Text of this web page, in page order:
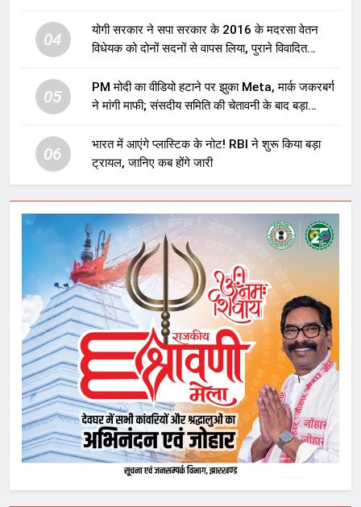
04
योगी सरकार ने सपा सरकार के 2016 के मदरसा वेतन
विधेयक को दोनों सदनों से वापस लिया, पुराने विवादित
05
PM मोदी का वीडियो हटाने पर झुका Meta, मार्क जकरबर्ग
ने मांगी माफी; संसदीय समिति की चेतावनी के बाद बड़ा
06
भारत में आएंगे प्लास्टिक के नोट! RBI ने शुरू किया बड़ा
ट्रायल, जानिए कब होंगे जारी